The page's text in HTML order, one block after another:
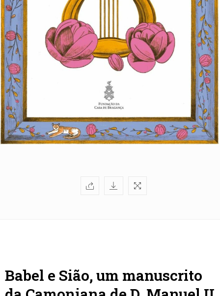
214
416
068
fcbraganca@fcbraganca.pt
Babel e Sião, um manuscrito